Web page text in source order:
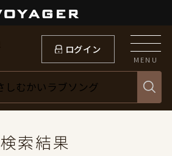
ログイン
MENU
検索結果